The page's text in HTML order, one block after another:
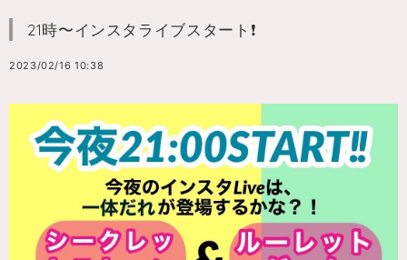
21時〜インスタライブスタート❗️
2023/02/16 10:38